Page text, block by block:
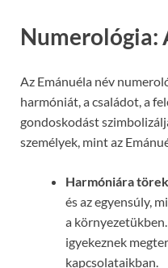
Numerológia:
Az Emánuéla név
harmóniát, a családot, a
gondoskodást
személyek, mint az
Harmóniára
és az egyensúly,
a
igyekeznek
kapcsolataikban.